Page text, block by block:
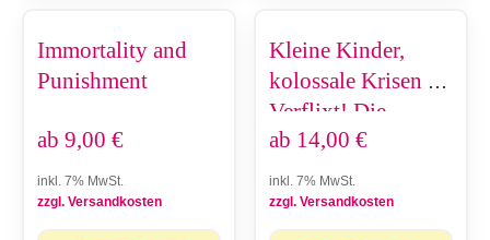
Immortality and
Punishment
ab 9,00 €
inkl. 7% MwSt.
zzgl. Versandkosten
Kleine Kinder,
kolossale Krisen -
Verflixt! Die
Milch!
ab 14,00 €
inkl. 7% MwSt.
zzgl. Versandkosten